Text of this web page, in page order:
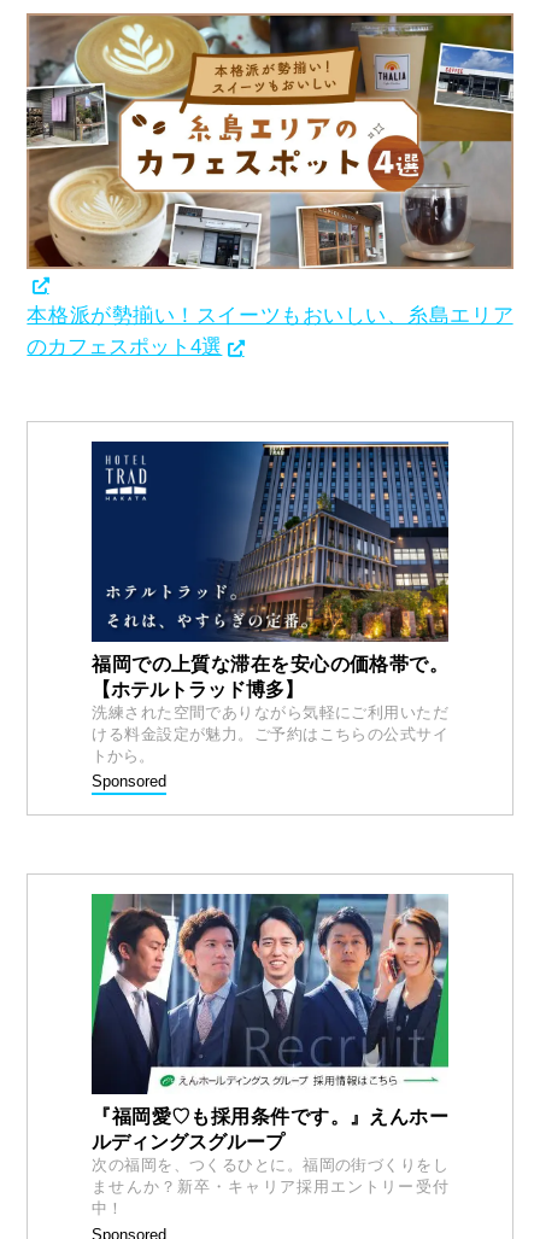
本格派が勢揃い！スイーツもおいしい、糸島エリア
のカフェスポット4選
福岡での上質な滞在を安心の価格帯で。
【ホテルトラッド博多】
洗練された空間でありながら気軽にご利用いただ
ける料金設定が魅力。ご予約はこちらの公式サイ
トから。
Sponsored
『福岡愛♡も採用条件です。』えんホー
ルディングスグループ
次の福岡を、つくるひとに。福岡の街づくりをし
ませんか？新卒・キャリア採用エントリー受付
中！
Sponsored